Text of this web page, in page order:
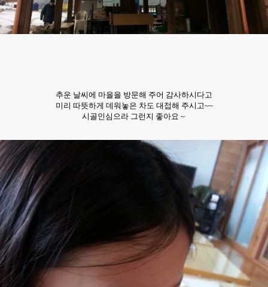
추운 날씨에 마을을 방문해 주어 감사하시다고
미리 따뜻하게 데워놓은 차도 대접해 주시고~~
시골인심으라 그런지 좋아요 ~